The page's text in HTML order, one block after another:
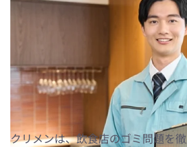
飲食店のゴミ問題
リストラップ定期清
任せください！
クリメンは、飲食店のゴミ問題を